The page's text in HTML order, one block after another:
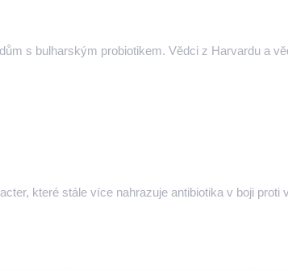
s bulharským probiotikem. Vědci z Harvardu a
které stále více nahrazuje antibiotika v boji